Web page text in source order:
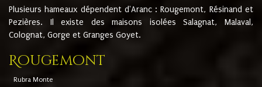
Plusieurs hameaux dépendent d'Aranc : Rougemont, Résinand et
Pezières. Il existe des maisons isolées Salagnat, Malaval,
Colognat, Gorge et Granges Goyet.
Rougemont
Rubra Monte